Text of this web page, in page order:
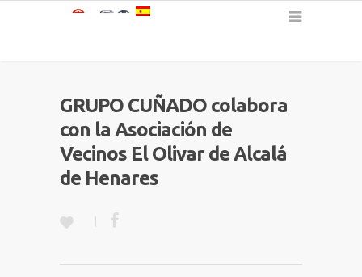
GRUPO CUÑADO colabora
con la Asociación de
Vecinos El Olivar de Alcalá
de Henares